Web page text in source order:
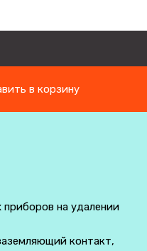
в корзину
на удалении
контакт,